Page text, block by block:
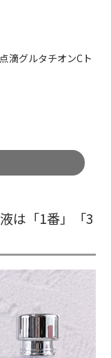
滴グルタチオンCト
は「1番」「3